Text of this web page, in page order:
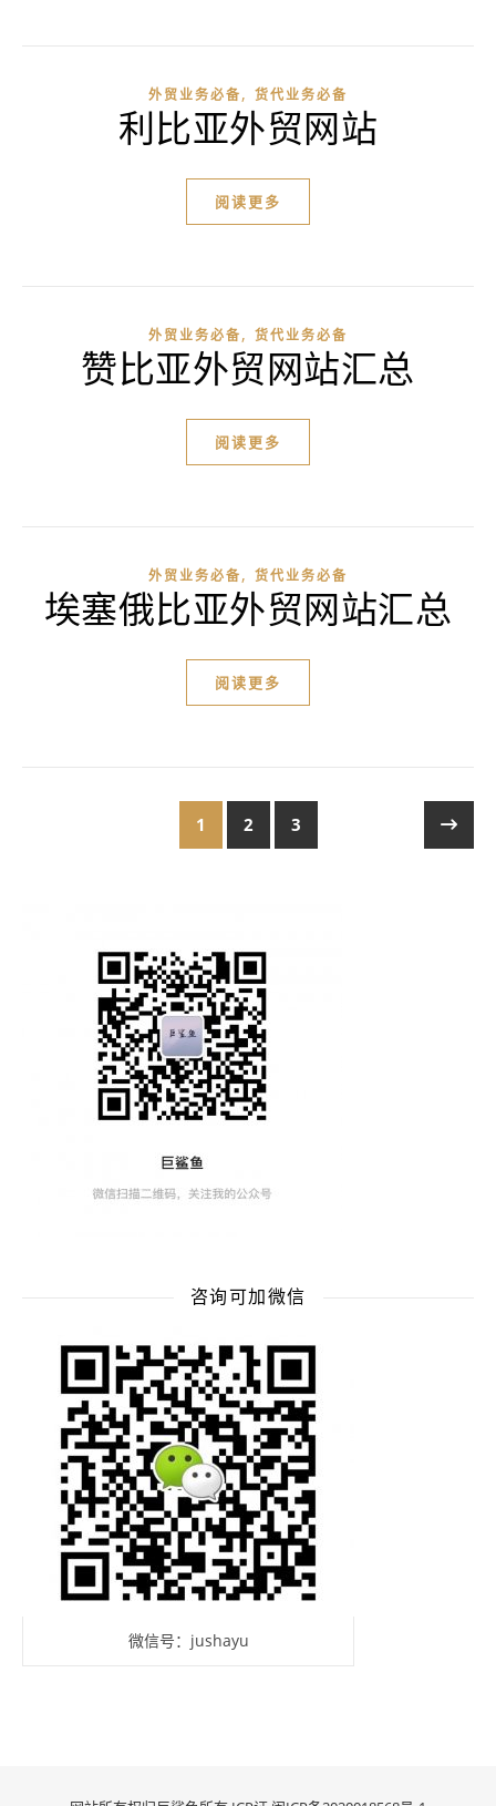
外贸业务必备, 货代业务必备
利比亚外贸网站
阅读更多
外贸业务必备, 货代业务必备
赞比亚外贸网站汇总
阅读更多
外贸业务必备, 货代业务必备
埃塞俄比亚外贸网站汇总
阅读更多
1 2 3
咨询可加微信
微信号：jushayu